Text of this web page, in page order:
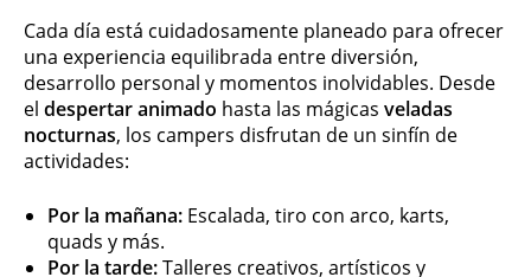
Cada día está cuidadosamente planeado para ofrecer
una experiencia equilibrada entre diversión,
desarrollo personal y momentos inolvidables. Desde
el despertar animado hasta las mágicas veladas
nocturnas, los campers disfrutan de un sinfín de
actividades:
Por la mañana: Escalada, tiro con arco, karts,
quads y más.
Por la tarde:Talleres creativos, artísticos y